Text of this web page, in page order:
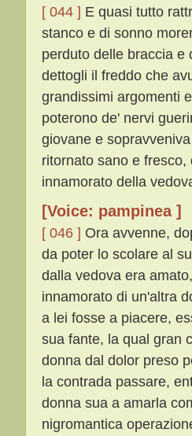
[ 044 ] E quasi tutto
stanco e di sonno
perduto delle braccia e
dettogli il freddo che
grandissimi argomenti
poterono de' nervi
giovane e
ritornato sano e
innamorato della
[Voice: pampinea ]
[ 046 ] Ora avvenne,
da poter lo scolare al
dalla vedova era
innamorato di un'altra
a lei fosse a piacere,
sua fante, la qual gran
donna dal dolor preso
la contrada passare,
donna sua a amarla
nigromantica